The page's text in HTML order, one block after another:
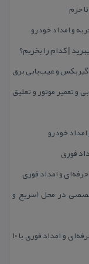
| كدام را بخریم؟
تعمیر موتور و تعلیق
فوری
و امداد فوری
در محل (سریع و
تعمیرگاه تخصصی كوییك در مشهد | عیب‌یابی حرفه‌ای و امداد فوری با ۱۰